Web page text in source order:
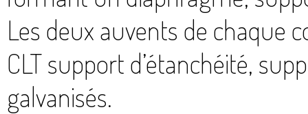
Les deux auvents de chaque
CLT support d’étanchéité,
galvanisés.